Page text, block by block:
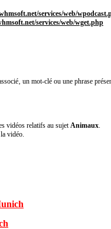
services/web/
services/web/wget.php
un mot-clé ou une phrase
vidéos relatifs au sujetAnimaux.
vidéo.